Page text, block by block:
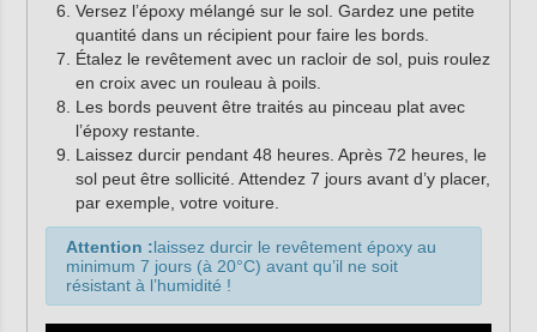
Versez l’époxy mélangé sur le sol. Gardez une petite
quantité dans un récipient pour faire les bords.
Étalez le revêtement avec un racloir de sol, puis roulez
en croix avec un rouleau à poils.
Les bords peuvent être traités au pinceau plat avec
l’époxy restante.
Laissez durcir pendant 48 heures. Après 72 heures, le
sol peut être sollicité. Attendez 7 jours avant d’y placer,
par exemple, votre voiture.
Attention :laissez durcir le revêtement époxy au
minimum 7 jours (à 20°C) avant qu’il ne soit
résistant à l’humidité !